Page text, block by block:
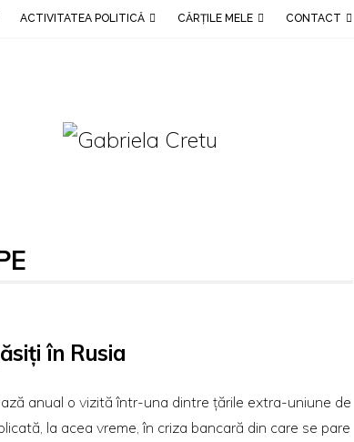
ACTIVITATEA POLITICĂ CĂRȚILE MELE CONTACT
în Rusia
anual o vizită într-una dintre țările extra-uniune de
la acea vreme, în criza bancară din care se pare